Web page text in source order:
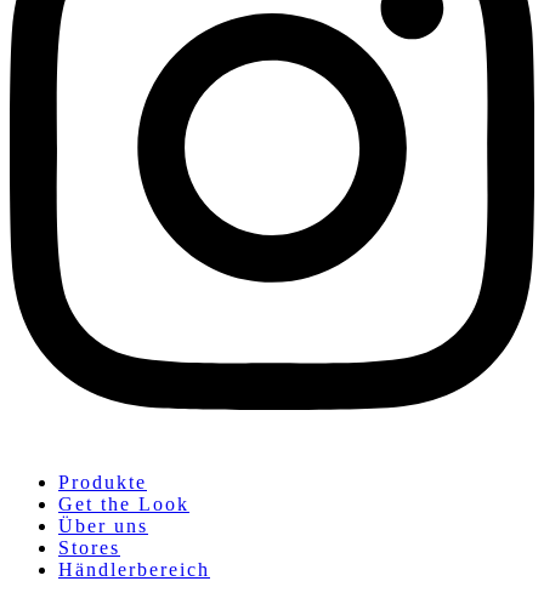
Produkte
Get the Look
Über uns
Stores
Händlerbereich